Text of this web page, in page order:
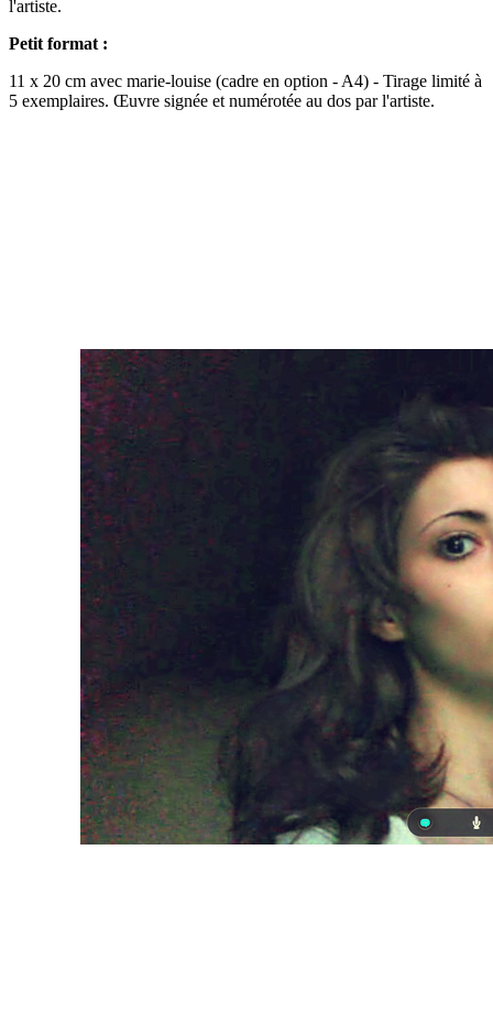
l'artiste.
Petit format :
11 x 20 cm avec marie-louise (cadre en option - A4) - Tirage limité à
5 exemplaires. Œuvre signée et numérotée au dos par l'artiste.